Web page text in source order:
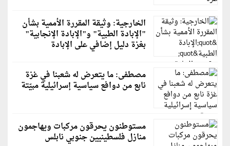
الخارجية: وثيقة المقررة الأممية بشأن
"الإبادة الطبية" و"الإبادة الإنجابية"
بغزة دليل إضافي على الإبادة
مصطفى: ما يتعرض له شعبنا في غزة
نابع من دوافع سياسية إسرائيلية مبيّتة
مستوطنون يحرقون مركبات ويهاجمون
منازل فلسطينيين جنوبي نابلس